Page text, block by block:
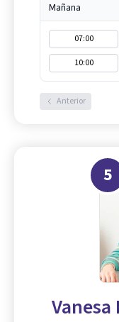
Mañana
07:00
10:00
Anterior
5